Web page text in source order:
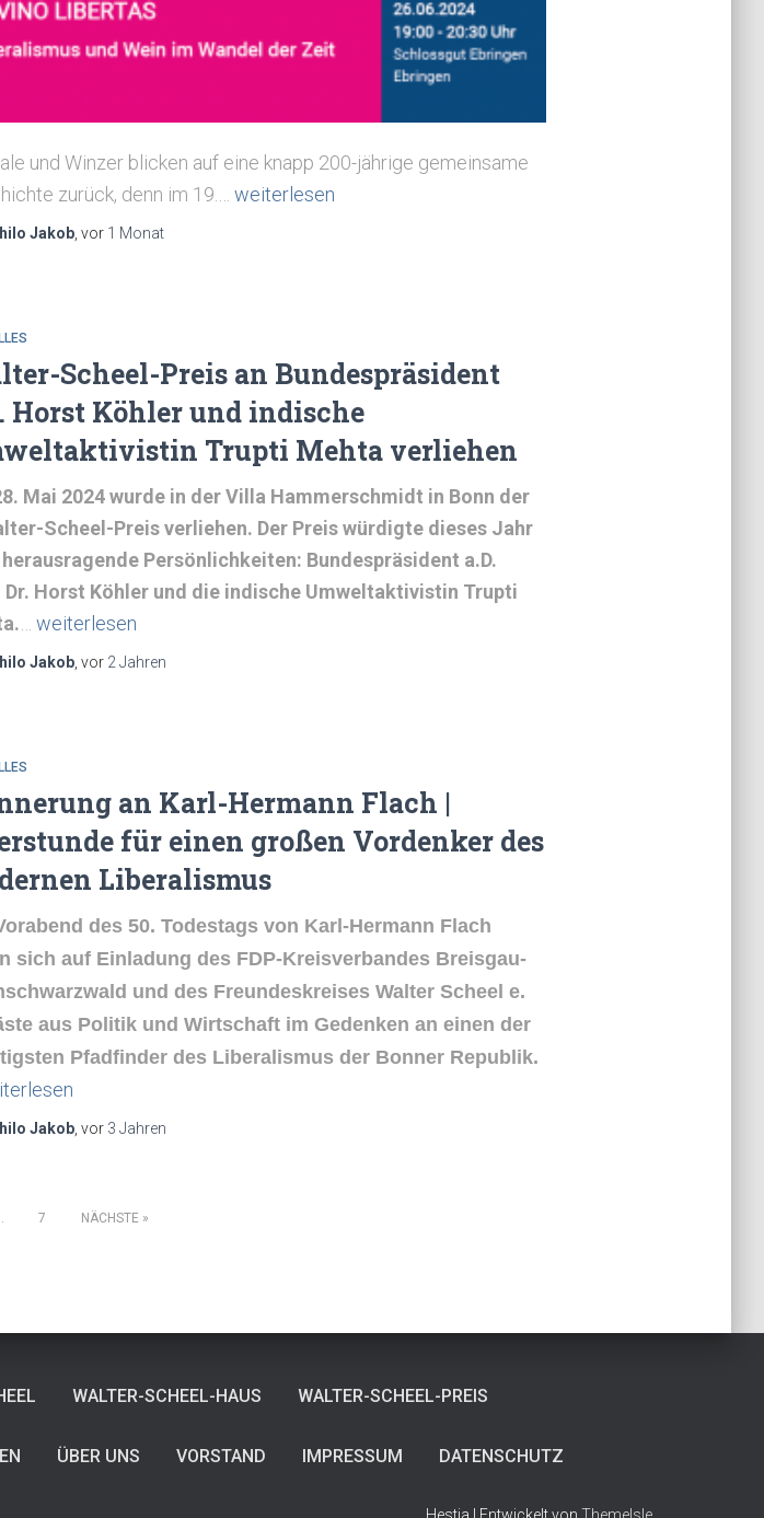
und Winzer blicken auf eine knapp 200-jährige gemeinsame
zurück, denn im 19.… weiterlesen
Jakob, vor 1 Monat
Scheel-Preis an Bundespräsident
Horst Köhler und indische
Trupti Mehta verliehen
Mai 2024 wurde in der Villa Hammerschmidt in Bonn der
Scheel-Preis verliehen. Der Preis würdigte dieses Jahr
Persönlichkeiten: Bundespräsident a.D.
Dr. Horst Köhler und die indische Umweltaktivistin Trupti
weiterlesen
Jakob, vor 2 Jahren
an Karl-Hermann Flach |
für einen großen Vordenker des
Liberalismus
des 50. Todestags von Karl-Hermann Flach
sich auf Einladung des FDP-Kreisverbandes Breisgau-
und des Freundeskreises Walter Scheel e.
aus Politik und Wirtschaft im Gedenken an einen der
Pfadfinder des Liberalismus der Bonner Republik.
Jakob, vor 3 Jahren
7 NÄCHSTE
WALTER-SCHEEL-HAUS WALTER-SCHEEL-PREIS
ÜBER UNS VORSTAND IMPRESSUM DATENSCHUTZ